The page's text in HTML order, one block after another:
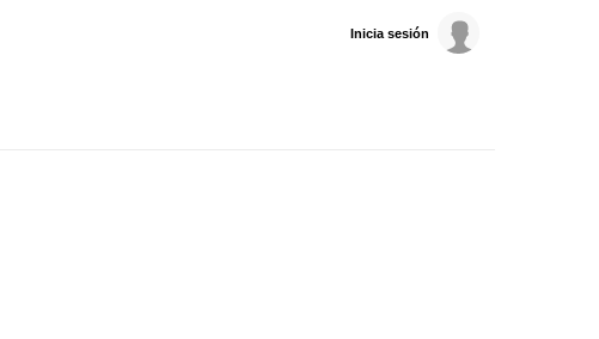
Inicia sesión